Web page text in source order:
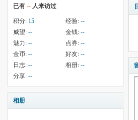
已有 -- 人来访过
积分: 15 经验: --
威望: -- 金钱: --
魅力: -- 点券: --
金币: -- 好友: --
日志: -- 相册: --
分享: --
相册